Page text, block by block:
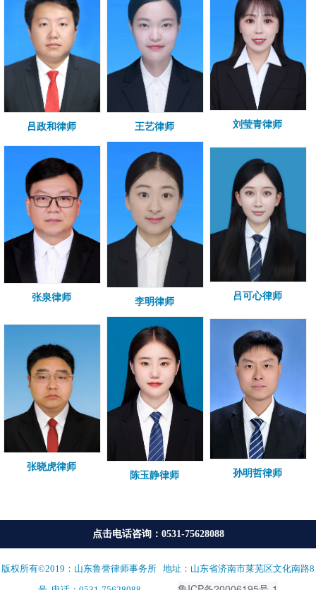
吕政和律师 王艺律师 刘莹青律师
张泉律师 李明律师
吕可心律师
张晓虎律师
陈玉静律师 孙明哲律师
点击电话咨询：0531-75628088
版权所有©2019：山东鲁誉律师事务所 地址：山东省济南市莱芜区文化南路8